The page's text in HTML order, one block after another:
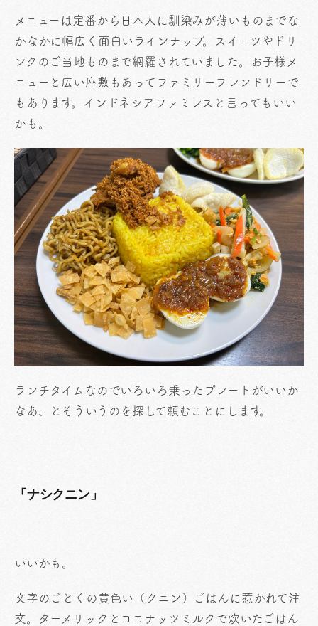
メニューは定番から日本人に馴染みが薄いものまでな
かなかに幅広く面白いラインナップ。スイーツやドリ
ンクのご当地ものまで網羅されていました。お子様メ
ニューと広い座敷もあってファミリーフレンドリーで
もあります。インドネシアファミレスと言ってもいい
かも。
ランチタイムなのでいろいろ乗ったプレートがいいか
なあ、とそういうのを探して頼むことにします。
「ナシクニン」
いいかも。
文字のごとくの黄色い（クニン）ごはんに惹かれて注
文。ターメリックとココナッツミルクで炊いたごはん